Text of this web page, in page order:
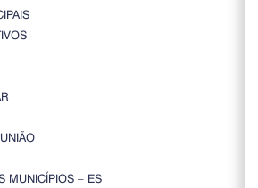
MUNICÍPIOS – ES